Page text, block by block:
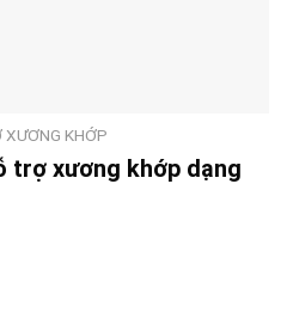
XƯƠNG KHỚP
trợ xương khớp dạng